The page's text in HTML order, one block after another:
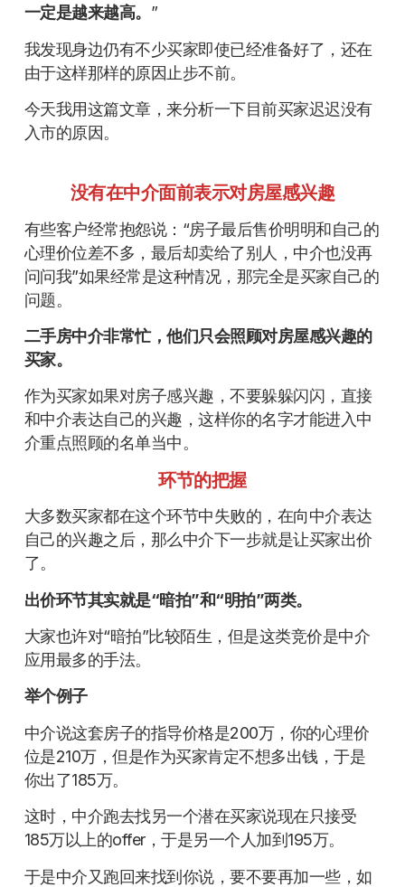
一定是越来越高。 ”
我发现身边仍有不少买家即使已经准备好了，还在
由于这样那样的原因止步不前。
今天我用这篇文章，来分析一下目前买家迟迟没有
入市的原因。
没有在中介面前表示对房屋感兴趣
有些客户经常抱怨说：“房子最后售价明明和自己的
心理价位差不多，最后却卖给了别人，中介也没再
问问我”如果经常是这种情况，那完全是买家自己的
问题。
二手房中介非常忙，他们只会照顾对房屋感兴趣的
买家。
作为买家如果对房子感兴趣，不要躲躲闪闪，直接
和中介表达自己的兴趣，这样你的名字才能进入中
介重点照顾的名单当中。
环节的把握
大多数买家都在这个环节中失败的，在向中介表达
自己的兴趣之后，那么中介下一步就是让买家出价
了。
出价环节其实就是“暗拍”和“明拍”两类。
大家也许对“暗拍”比较陌生，但是这类竞价是中介
应用最多的手法。
举个例子
中介说这套房子的指导价格是200万，你的心理价
位是210万，但是作为买家肯定不想多出钱，于是
你出了185万。
这时，中介跑去找另一个潜在买家说现在只接受
185万以上的offer，于是另一个人加到195万。
于是中介又跑回来找到你说，要不要再加一些，如